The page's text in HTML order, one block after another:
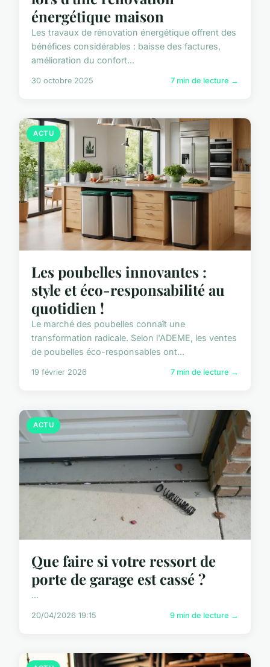
énergétique maison
Les travaux de rénovation énergétique offrent des
bénéfices considérables : baisse des factures,
amélioration du confort...
30 octobre 2025 7 min de lecture →
ACTU
Les poubelles innovantes :
style et éco-responsabilité au
quotidien !
Le marché des poubelles connaît une
transformation radicale. Selon l'ADEME, les ventes
de poubelles éco-responsables ont...
19 février 2026 7 min de lecture →
ACTU
Que faire si votre ressort de
porte de garage est cassé ?
...
20/04/2026 19:15 9 min de lecture →